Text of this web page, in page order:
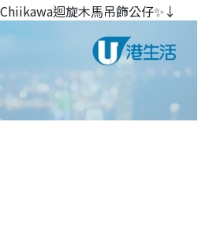
迴旋木⾺吊飾公仔✨↓